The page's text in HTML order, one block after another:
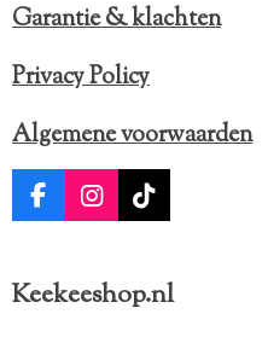
Garantie & klachten
Privacy Policy
Algemene voorwaarden
F
b
I
a
T
o
Keekeeshop.nl